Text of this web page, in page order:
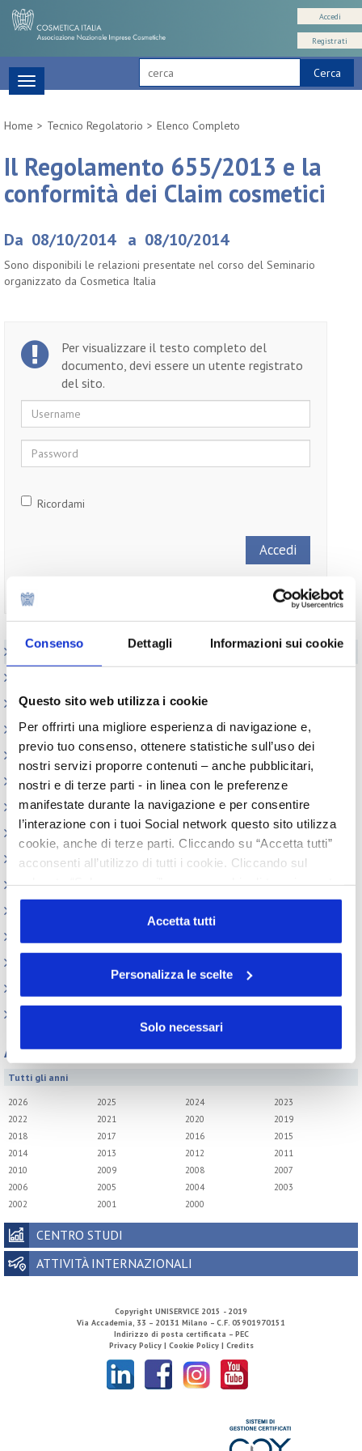
Consenso Dettagli Informazioni sui cookie
Questo sito web utilizza i cookie
Per offrirti una migliore esperienza di navigazione e,
previo tuo consenso, ottenere statistiche sull’uso dei
nostri servizi proporre contenuti – anche pubblicitari,
nostri e di terze parti - in linea con le preferenze
manifestate durante la navigazione e per consentire
l’interazione con i tuoi Social network questo sito utilizza
cookie, anche di terze parti. Cliccando su “Accetta tutti”
acconsenti all’utilizzo di tutti i cookie. Cliccando sul
o profilazione viene utilizzato. Cliccando su
“Personalizza le scelte” è possibile esprimere la propria
volontà in relazione a ciascuna categoria di cookie del
Accetta tutti
Personalizza le scelte
Solo necessari
Cerca
Accedi
Registrati
Toggle
navigation
Home
Tecnico Regolatorio Elenco Completo
Il Regolamento 655/2013 e la
conformità dei Claim cosmetici
Da 08/10/2014 a 08/10/2014
Sono disponibili le relazioni presentate nel corso del Seminario
organizzato da Cosmetica Italia
Per visualizzare il testo completo del
documento, devi essere un utente registrato
del sito.
Username
Password
Ricordami
Non ti sei ancora registrato?
Elenco Completo
Certificati Libera Vendita
Appuntamenti
Circolari
Normativa cosmetici
Prodotti e Ingredienti Cosmetici
Produzione e confezionamento
Dispositivi Medici
REACH e CLP
Archivio
Tutti gli anni
2026 2025 2024
2023
2022
2021 2020
2019
2018
2017 2016
2015
2014
2013 2012
2011
2010
2009 2008
2007
2006
2005 2004
2003
2002
2001 2000
CENTRO STUDI
ATTIVITÀ INTERNAZIONALI
Copyright UNISERVICE 2015 - 2019
Via Accademia, 33 – 20131 Milano – C.F. 05901970151
Indirizzo di posta certificata – PEC
Privacy Policy | Cookie Policy | Credits